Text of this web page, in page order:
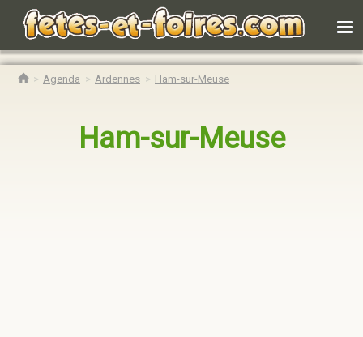
Agenda Ardennes Ham-sur-Meuse
Ham-sur-Meuse